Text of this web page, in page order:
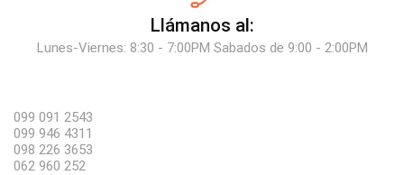
Llámanos al:
Lunes-Viernes: 8:30 - 7:00PM Sabados de 9:00 - 2:00PM
099 091 2543
099 946 4311
098 226 3653
062 960 252